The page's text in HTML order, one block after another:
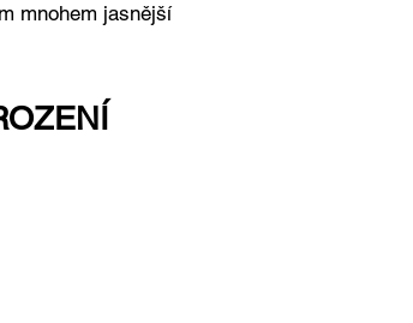
mnohem jasnější